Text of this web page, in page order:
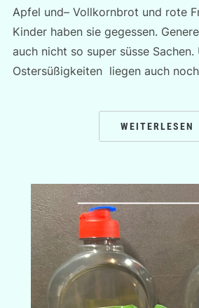
Apfel und– Vollkornbrot und rote
Kinder haben sie gegessen.
auch nicht so super süsse Sachen.
Ostersüßigkeiten liegen auch
WEITERLESEN